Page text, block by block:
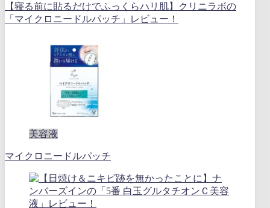
【寝る前に貼るだけでふっくらハリ肌】クリニラボの
「マイクロニードルパッチ」レビュー！
美容液
マイクロニードルパッチ